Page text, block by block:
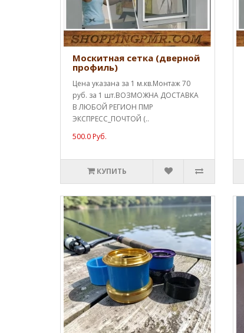
Москитная сетка (дверной
профиль)
Цена указана за 1 м.кв.Монтаж 70
руб. за 1 шт.ВОЗМОЖНА ДОСТАВКА
В ЛЮБОЙ РЕГИОН ПМР
ЭКСПРЕСС_ПОЧТОЙ (..
500.0 Руб.
КУПИТЬ